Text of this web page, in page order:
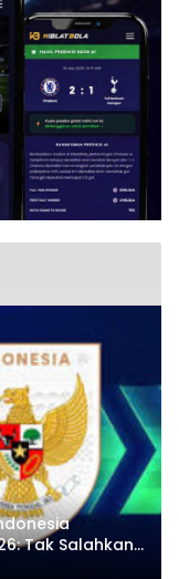
Tak Salahkan
Jadi Modal